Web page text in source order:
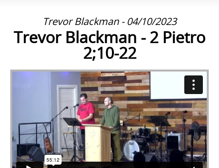
Trevor Blackman - 04/10/2023
Trevor Blackman - 2 Pietro
2;10-22